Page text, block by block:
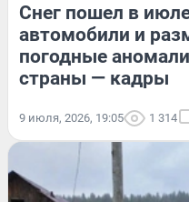
Снег пошел в
автомобили и
погодные
страны — кадры
9 июля, 2026, 19:05 1 314